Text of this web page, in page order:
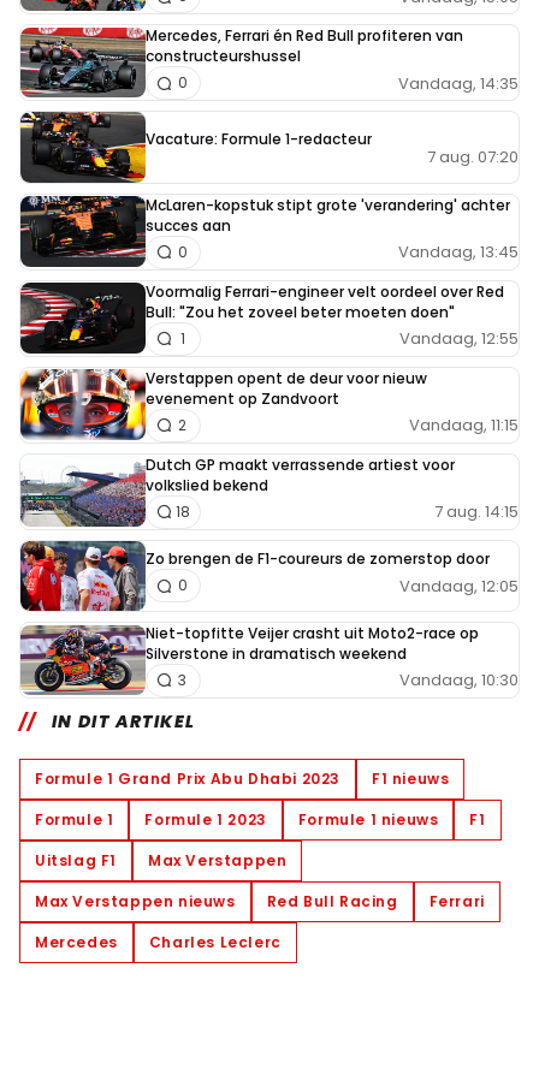
Mercedes, Ferrari én Red Bull profiteren van
constructeurshussel
Vandaag, 14:35
0
Vacature: Formule 1-redacteur
7 aug. 07:20
McLaren-kopstuk stipt grote 'verandering' achter
succes aan
Vandaag, 13:45
0
Voormalig Ferrari-engineer velt oordeel over Red
Bull: "Zou het zoveel beter moeten doen"
Vandaag, 12:55
1
Verstappen opent de deur voor nieuw
evenement op Zandvoort
Vandaag, 11:15
2
Dutch GP maakt verrassende artiest voor
volkslied bekend
7 aug. 14:15
18
Zo brengen de F1-coureurs de zomerstop door
Vandaag, 12:05
0
Niet-topfitte Veijer crasht uit Moto2-race op
Silverstone in dramatisch weekend
Vandaag, 10:30
3
IN DIT ARTIKEL
Formule 1 Grand Prix Abu Dhabi 2023
F1 nieuws
Formule 1
Formule 1 2023 Formule 1 nieuws
F1
Uitslag F1
Max Verstappen
Max Verstappen nieuws
Red Bull Racing
Ferrari
Mercedes
Charles Leclerc